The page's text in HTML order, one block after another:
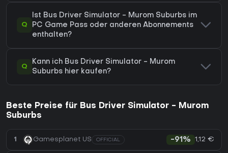
Q
Ist Bus Driver Simulator - Murom Suburbs im
PC Game Pass oder anderen Abonnements
enthalten?
Q
Kann ich Bus Driver Simulator - Murom
Suburbs hier kaufen?
Beste Preise für Bus Driver Simulator - Murom
Suburbs
1 Gamesplanet US OFFICIAL -91% 1,12 €